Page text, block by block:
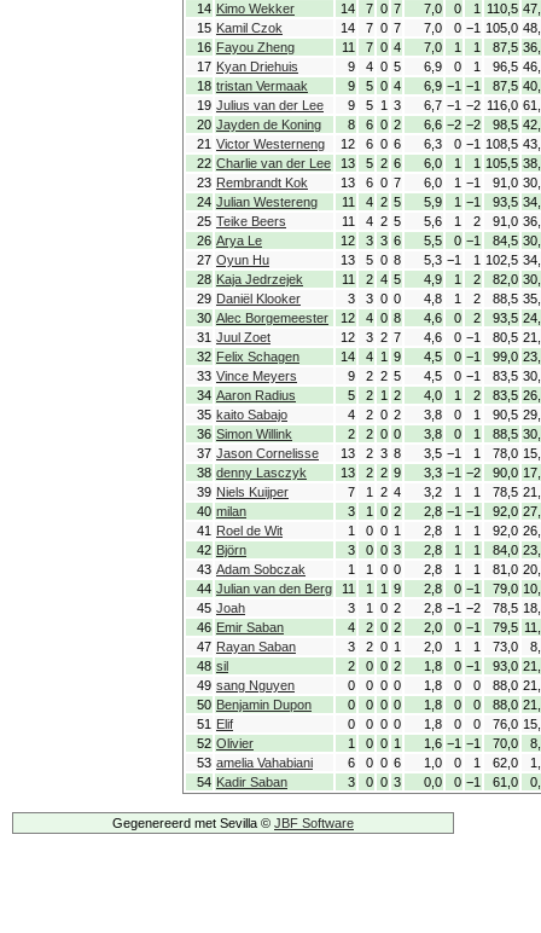
14 Kimo Wekker 14 7 0 7 7,0 0 1 110,5
15 Kamil Czok 14 7 0 7 7,0 0 −1 105,0
16 Fayou Zheng 11 7 0 4 7,0 1 1 87,5
17 Kyan Driehuis 9 4 0 5 6,9 0 1 96,5
18 tristan Vermaak 9 5 0 4 6,9 −1 −1 87,5
19 Julius van der Lee 9 5 1 3 6,7 −1 −2 116,0
20 Jayden de Koning 8 6 0 2 6,6 −2 −2 98,5
21 Victor Westerneng 12 6 0 6 6,3 0 −1 108,5
22 Charlie van der Lee 13 5 2 6 6,0 1 1 105,5
23 Rembrandt Kok 13 6 0 7 6,0 1 −1 91,0
24 Julian Westereng 11 4 2 5 5,9 1 −1 93,5
25 Teike Beers 11 4 2 5 5,6 1 2 91,0
26 Arya Le 12 3 3 6 5,5 0 −1 84,5
27 Oyun Hu 13 5 0 8 5,3 −1 1 102,5
28 Kaja Jedrzejek 11 2 4 5 4,9 1 2 82,0
29 Daniël Klooker 3 3 0 0 4,8 1 2 88,5
30 Alec Borgemeester 12 4 0 8 4,6 0 2 93,5
31 Juul Zoet 12 3 2 7 4,6 0 −1 80,5
32 Felix Schagen 14 4 1 9 4,5 0 −1 99,0
33 Vince Meyers 9 2 2 5 4,5 0 −1 83,5
34 Aaron Radius 5 2 1 2 4,0 1 2 83,5
35 kaito Sabajo 4 2 0 2 3,8 0 1 90,5
36 Simon Willink 2 2 0 0 3,8 0 1 88,5
37 Jason Cornelisse 13 2 3 8 3,5 −1 1 78,0
38 denny Lasczyk 13 2 2 9 3,3 −1 −2 90,0
39 Niels Kuijper 7 1 2 4 3,2 1 1 78,5
40 milan 3 1 0 2 2,8 −1 −1 92,0
41 Roel de Wit 1 0 0 1 2,8 1 1 92,0
42 Björn 3 0 0 3 2,8 1 1 84,0
43 Adam Sobczak 1 1 0 0 2,8 1 1 81,0
44 Julian van den Berg 11 1 1 9 2,8 0 −1 79,0
45 Joah 3 1 0 2 2,8 −1 −2 78,5
46 Emir Saban 4 2 0 2 2,0 0 −1 79,5
47 Rayan Saban 3 2 0 1 2,0 1 1 73,0
48 sil 2 0 0 2 1,8 0 −1 93,0
49 sang Nguyen 0 0 0 0 1,8 0 0 88,0
50 Benjamin Dupon 0 0 0 0 1,8 0 0 88,0
51 Elif 0 0 0 0 1,8 0 0 76,0
52 Olivier 1 0 0 1 1,6 −1 −1 70,0
53 amelia Vahabiani 6 0 0 6 1,0 0 1 62,0
54 Kadir Saban 3 0 0 3 0,0 0 −1 61,0
Gegenereerd met Sevilla © JBF Software